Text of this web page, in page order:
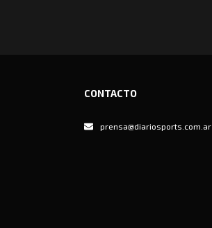
CONTACTO
prensa@diariosports.com.ar